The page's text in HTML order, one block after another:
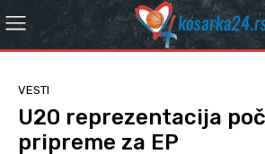
VESTI
U20 reprezentacija
pripreme za EP